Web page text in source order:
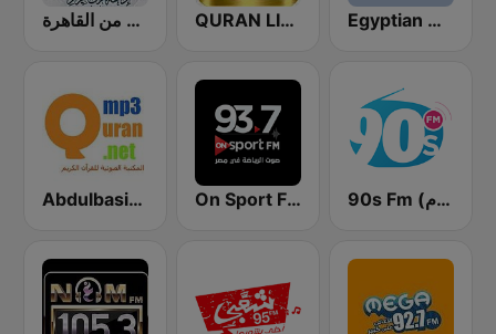
إذاعة القرآن الكريم من القاهرة QURAN LIVE RADIO Egyptian Holy Quran Radio (اذاعه القرآن الكريم المصريه)
Abdulbasit Abdulsamad WARSH Radio On Sport FM 90s Fm (تسعينات اف ام)